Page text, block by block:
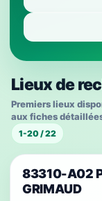
Lieux de
Premiers lieux
aux fiches
1-20 / 22
83310-A02
GRIMAUD